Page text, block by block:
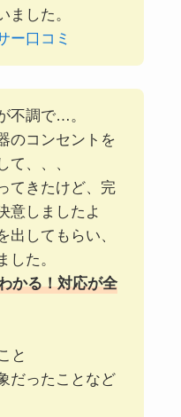
ました。
ー口コミ
不調で…。
のコンセントを
て、、、
てきたけど、完
意しましたよ
出してもらい、
した。
かる！対応が全
と
だったことなど